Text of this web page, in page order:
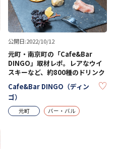
KEEP
公開日:2022/10/12
元町・南京町の「Cafe&Bar
DINGO」取材レポ。レアなウイ
スキーなど、約800種のドリンク
Cafe&Bar DINGO（ディン
ゴ）
元町 バー・バル